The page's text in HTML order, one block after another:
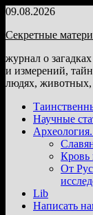
Перейти
содержимому
09.08.2026
Секретные
журнал о
и измерений,
людях, животных,
Научные
Кровь
От
Lib
Написать